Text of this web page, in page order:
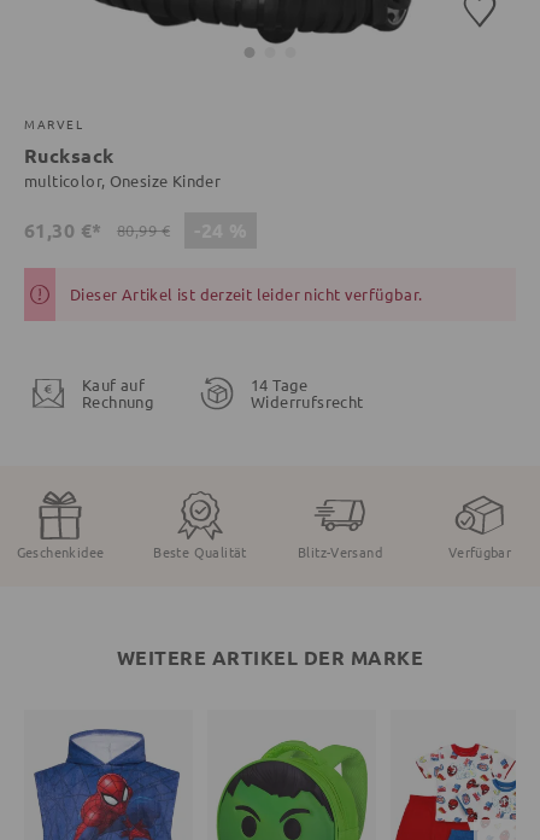
MARVEL
Rucksack
multicolor, Onesize Kinder
61,30 €* 80,99 €
Dieser Artikel ist derzeit leider nicht verfügbar.
Kauf auf
Rechnung
14 Tage
Widerrufsrecht
Geschenkidee Beste Qualität Blitz-Versand Verfügbar
WEITERE ARTIKEL DER MARKE